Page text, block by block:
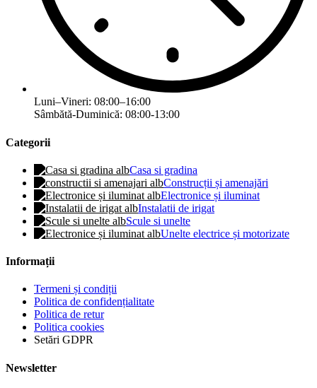
Luni–Vineri: 08:00–16:00
Sâmbătă-Duminică: 08:00-13:00
Categorii
Casa si gradina
Construcții și amenajări
Electronice și iluminat
Instalatii de irigat
Scule si unelte
Unelte electrice și motorizate
Informații
Termeni și condiții
Politica de confidențialitate
Politica de retur
Politica cookies
Setări GDPR
Newsletter